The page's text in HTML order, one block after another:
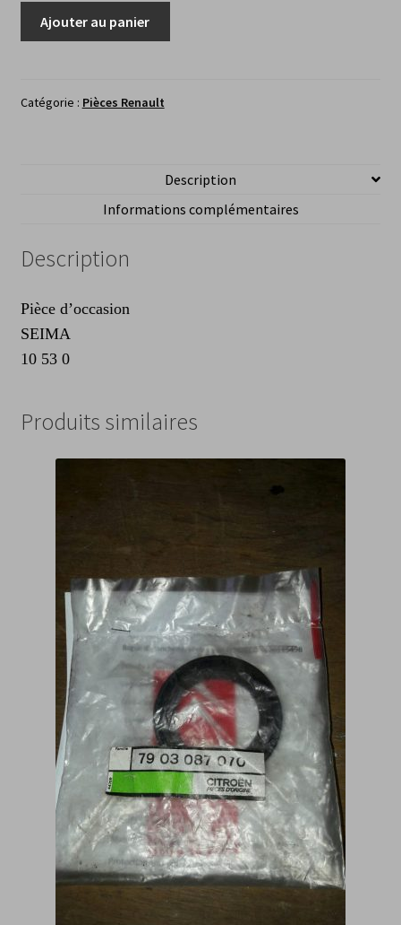
clignotant
Ajouter au panier
Catégorie : Pièces Renault
Description
Informations complémentaires
Description
Pièce d’occasion
SEIMA
10 53 0
Produits similaires